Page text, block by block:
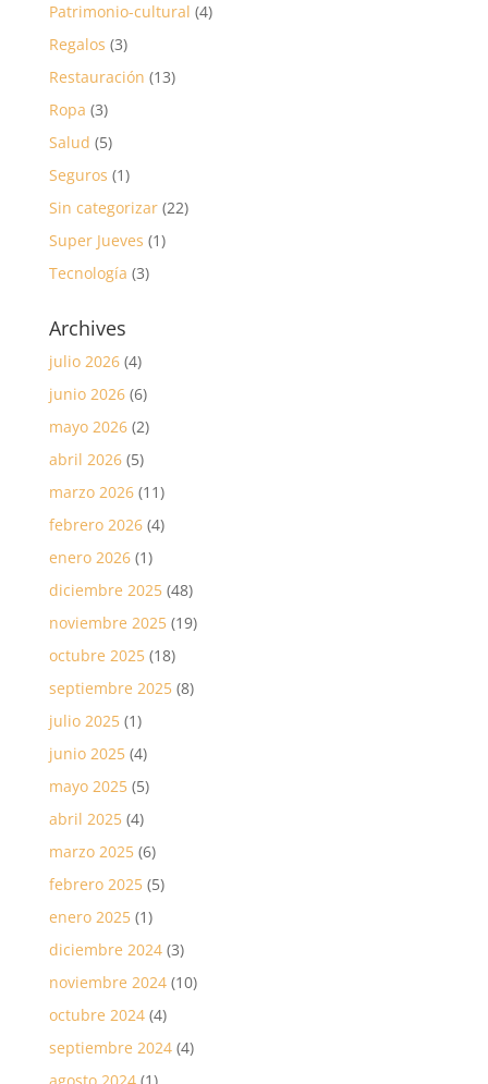
Patrimonio-cultural (4)
Regalos (3)
Restauración (13)
Ropa (3)
Salud (5)
Seguros (1)
Sin categorizar(22)
Super Jueves (1)
Tecnología (3)
Archives
julio 2026(4)
junio 2026(6)
mayo 2026(2)
abril 2026(5)
marzo 2026(11)
febrero 2026(4)
enero 2026(1)
diciembre 2025(48)
noviembre 2025(19)
octubre 2025(18)
septiembre 2025(8)
julio 2025(1)
junio 2025(4)
mayo 2025(5)
abril 2025(4)
marzo 2025(6)
febrero 2025(5)
enero 2025(1)
diciembre 2024(3)
noviembre 2024(10)
octubre 2024(4)
septiembre 2024(4)